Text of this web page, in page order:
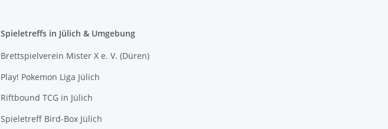
Spieletreffs in Jülich & Umgebung
Brettspielverein Mister X e. V. (Düren)
Play! Pokemon Liga Jülich
Riftbound TCG in Jülich
Spieletreff Bird-Box Jülich